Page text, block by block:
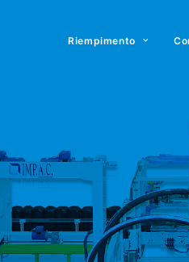
Riempimento